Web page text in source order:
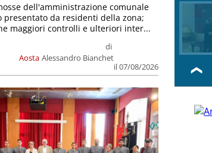
Aosta
di
Alessandro Bianchet
il 07/08/2026
dell'amministrazione comunale
presentato da residenti della zona;
maggiori controlli e ulteriori inter...
❮